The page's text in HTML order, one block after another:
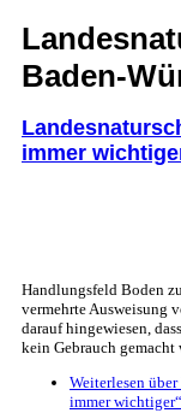
Baden-
immer
Handlungsfeld Boden
vermehrte Ausweisung
darauf hingewiesen,
kein Gebrauch gemacht
Weiterlesen über
immer wichtiger“